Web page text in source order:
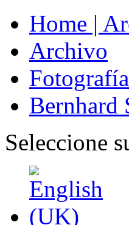
Home |
Archivo
Fotografía
Bernhard
Seleccione